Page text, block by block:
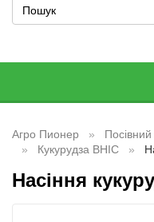
Агро Пионер
Кукурудза ВНІС
Насіння